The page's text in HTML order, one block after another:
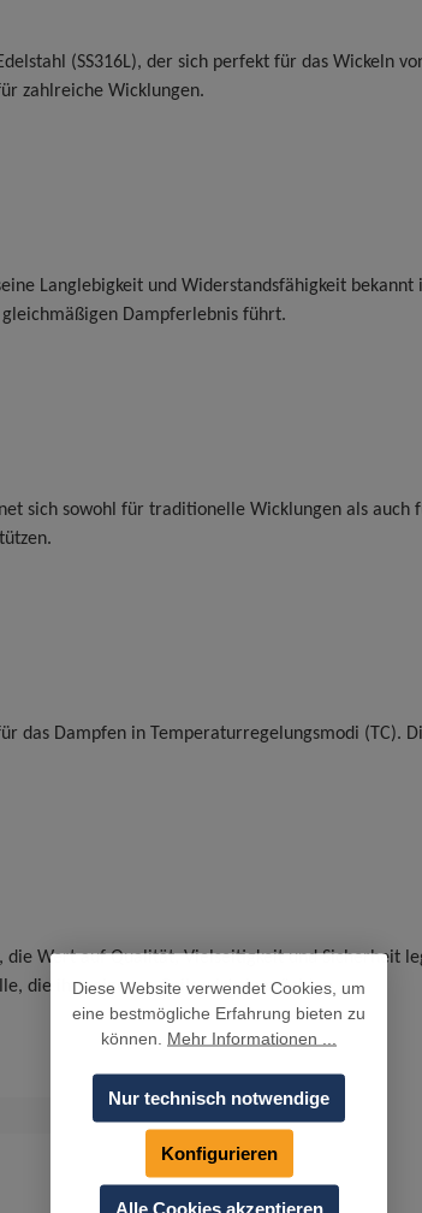
(SS316L), der sich perfekt für das Wickeln
zahlreiche Wicklungen.
Langlebigkeit und Widerstandsfähigkeit
Dampferlebnis führt.
sich sowohl für traditionelle Wicklungen als
das Dampfen in Temperaturregelungsmodi
Wert auf Qualität, Vielseitigkeit und Sicherheit
die ihre eigenen Coils wickeln möchten.
Diese Website verwendet Cookies, um
eine bestmögliche Erfahrung bieten zu
können. Mehr Informationen ...
Nur technisch notwendige
Konfigurieren
Alle Cookies akzeptieren